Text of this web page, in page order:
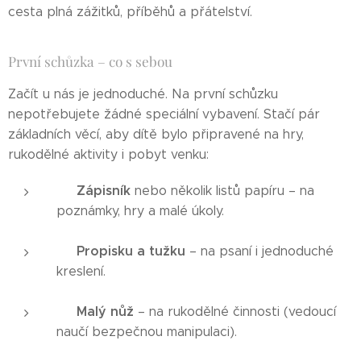
cesta plná zážitků, příběhů a přátelství.
První schůzka – co s sebou
Začít u nás je jednoduché. Na první schůzku
nepotřebujete žádné speciální vybavení. Stačí pár
základních věcí, aby dítě bylo připravené na hry,
rukodělné aktivity i pobyt venku:
Zápisník nebo několik listů papíru – na
poznámky, hry a malé úkoly.
Propisku a tužku – na psaní i jednoduché
kreslení.
Malý nůž – na rukodělné činnosti (vedoucí
naučí bezpečnou manipulaci).